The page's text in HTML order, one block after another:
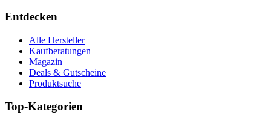
Entdecken
Alle Hersteller
Kaufberatungen
Magazin
Deals & Gutscheine
Produktsuche
Top-Kategorien